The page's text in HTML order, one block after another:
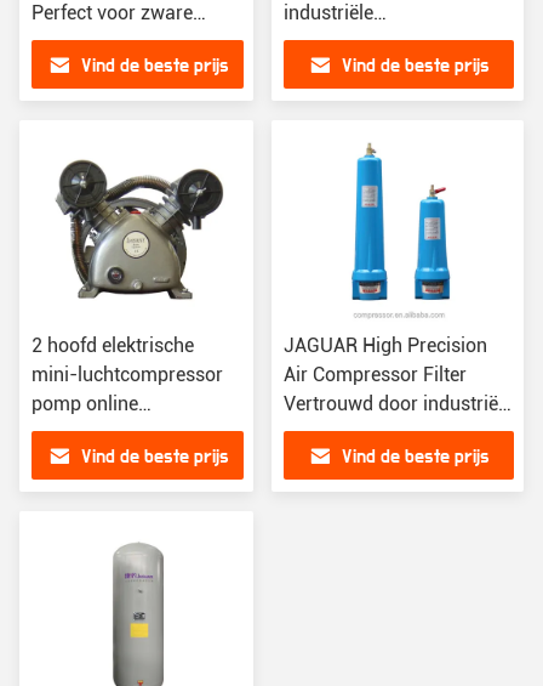
Perfect voor zware
toepassingen
Vind de beste prijs
industriële
luchtcompressoren
Vind de beste prijs
2 hoofd elektrische
mini-luchtcompressor
pomp online
ondersteuning na
service voor producten
Vind de beste prijs
JAGUAR High Precision
Air Compressor Filter
Vertrouwd door industriële
kopers over de hele wereld
Vind de beste prijs